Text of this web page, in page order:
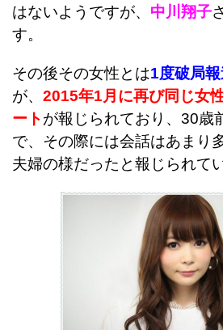
はないようですが、 中川翔子
す。
その後その女性とは1度破局
が、 2015年1月に再び同じ女
ートが報じられており、30歳
で、その際には会話はあまり
夫婦の様だったと報じられて